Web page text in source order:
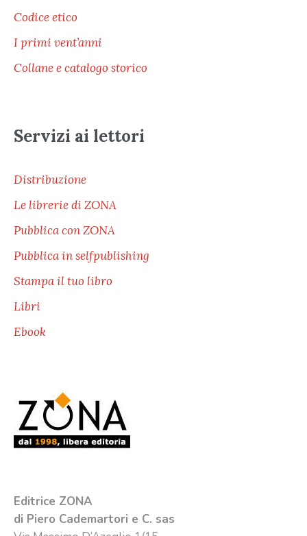
Codice etico
I primi vent’anni
Collane e catalogo storico
Servizi ai lettori
Distribuzione
Le librerie di ZONA
Pubblica con ZONA
Pubblica in selfpublishing
Stampa il tuo libro
Libri
Ebook
Editrice ZONA
di Piero Cademartori e C. sas